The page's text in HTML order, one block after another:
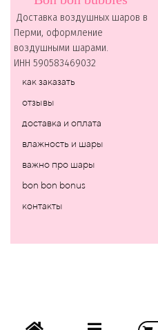
Доставка воздушных шаров в
Перми, оформление
воздушными шарами.
ИНН 590583469032
как заказать
отзывы
доставка и оплата
влажность и шары
важно про шары
bon bon bonus
контакты